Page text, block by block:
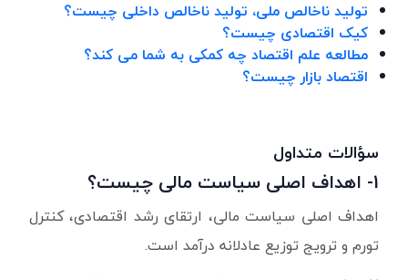
تولید ناخالص ملی، تولید ناخالص داخلی چیست؟
کیک اقتصادی چیست؟
مطالعه علم اقتصاد چه کمکی به شما می کند؟
اقتصاد بازار چیست؟
سؤالات متداول
1- اهداف اصلی سیاست مالی چیست؟
اهداف اصلی سیاست مالی، ارتقای رشد اقتصادی، کنترل
تورم و ترویج توزیع عادلانه درآمد است.